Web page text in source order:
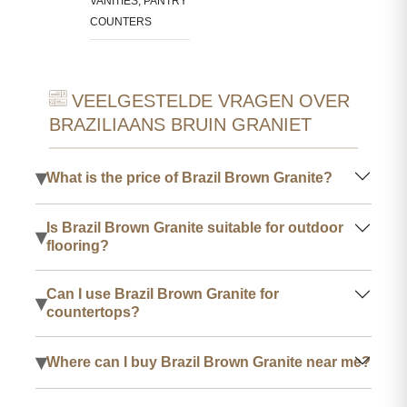
COUNTERS
VEELGESTELDE VRAGEN OVER
BRAZILIAANS BRUIN GRANIET
▾What is the price of Brazil Brown Granite?
▾ Is Brazil Brown Granite suitable for outdoor
flooring?
▾Can I use Brazil Brown Granite for
countertops?
▾Where can I buy Brazil Brown Granite near me?